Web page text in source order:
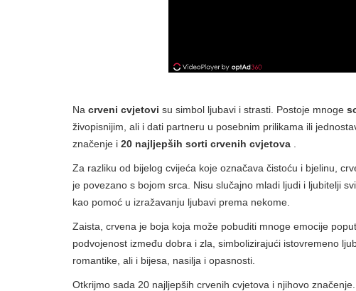
Na crveni cvjetovi su simbol ljubavi i strasti. Postoje mnoge
živopisnijim, ali i dati partneru u posebnim prilikama ili
značenje i 20 najljepših sorti crvenih cvjetova
Za razliku od bijelog cvijeća koje označava čistoću i bjelinu,
je povezano s bojom srca. Nisu slučajno mladi ljudi i ljubitelji
kao pomoć u izražavanju ljubavi prema nekome.
Zaista, crvena je boja koja može pobuditi mnoge emocije
podvojenost između dobra i zla, simbolizirajući istovremeno
romantike, ali i bijesa, nasilja i opasnosti.
Otkrijmo sada 20 najljepših crvenih cvjetova i njihovo značenje.